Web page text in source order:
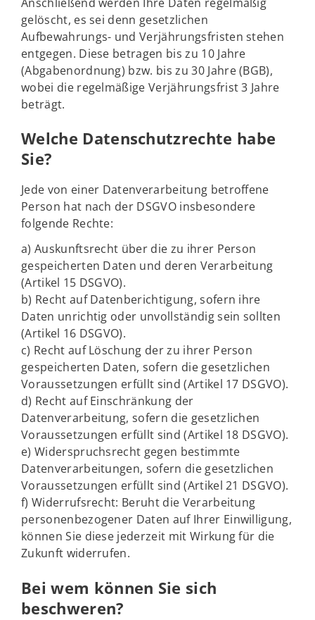
gelöscht, es sei denn gesetzlichen
Aufbewahrungs- und Verjährungsfristen stehen
entgegen. Diese betragen bis zu 10 Jahre
(Abgabenordnung) bzw. bis zu 30 Jahre (BGB),
wobei die regelmäßige Verjährungsfrist 3 Jahre
beträgt.
Welche Datenschutzrechte habe
Sie?
Jede von einer Datenverarbeitung betroffene
Person hat nach der DSGVO insbesondere
folgende Rechte:
a) Auskunftsrecht über die zu ihrer Person
gespeicherten Daten und deren Verarbeitung
(Artikel 15 DSGVO).
b) Recht auf Datenberichtigung, sofern ihre
Daten unrichtig oder unvollständig sein sollten
(Artikel 16 DSGVO).
c) Recht auf Löschung der zu ihrer Person
gespeicherten Daten, sofern die gesetzlichen
Voraussetzungen erfüllt sind (Artikel 17 DSGVO).
d) Recht auf Einschränkung der
Datenverarbeitung, sofern die gesetzlichen
Voraussetzungen erfüllt sind (Artikel 18 DSGVO).
e) Widerspruchsrecht gegen bestimmte
Datenverarbeitungen, sofern die gesetzlichen
Voraussetzungen erfüllt sind (Artikel 21 DSGVO).
f) Widerrufsrecht: Beruht die Verarbeitung
personenbezogener Daten auf Ihrer Einwilligung,
können Sie diese jederzeit mit Wirkung für die
Zukunft widerrufen.
Bei wem können Sie sich
beschweren?